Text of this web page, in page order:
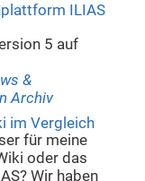
ILIAS
5 auf
&
Archiv
im Vergleich
für meine
oder das
Wir haben